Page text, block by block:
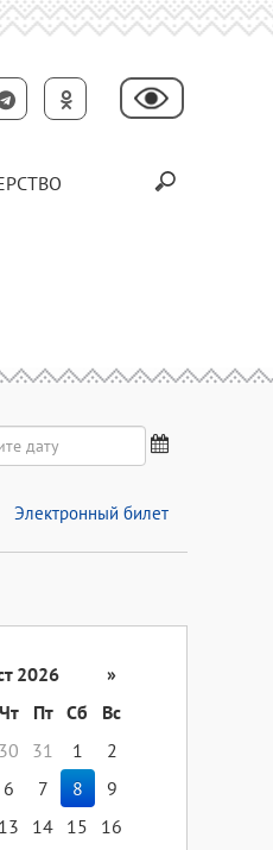
Электронный билет
2026
»
Чт Пт Сб
Вс
30 31 1
2
6 7 8
9
13 14 15
16